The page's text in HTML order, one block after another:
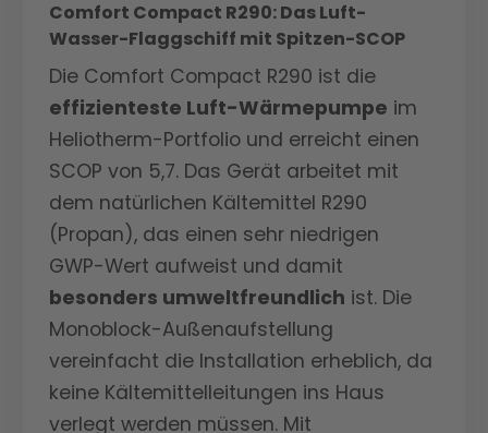
Comfort Compact R290: Das Luft-
Wasser-Flaggschiff mit Spitzen-SCOP
Die Comfort Compact R290 ist die
effizienteste Luft-Wärmepumpe im
Heliotherm-Portfolio und erreicht einen
SCOP von 5,7. Das Gerät arbeitet mit
dem natürlichen Kältemittel R290
(Propan), das einen sehr niedrigen
GWP-Wert aufweist und damit
besonders umweltfreundlich ist. Die
Monoblock-Außenaufstellung
vereinfacht die Installation erheblich, da
keine Kältemittelleitungen ins Haus
verlegt werden müssen. Mit